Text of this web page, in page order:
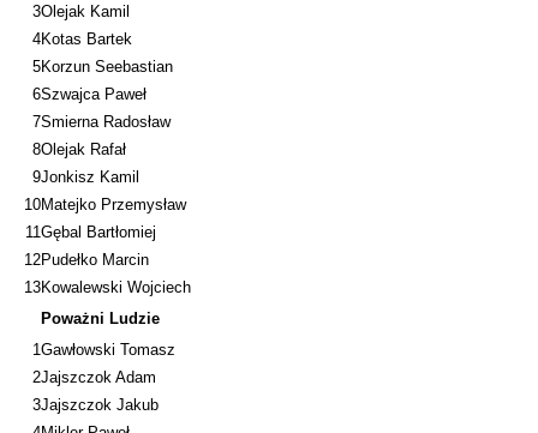
3Olejak Kamil
4Kotas Bartek
5Korzun Seebastian
6Szwajca Paweł
7Smierna Radosław
8Olejak Rafał
9Jonkisz Kamil
10Matejko Przemysław
11 Gębal Bartłomiej
12Pudełko Marcin
13Kowalewski Wojciech
Poważni Ludzie
1 Gawłowski Tomasz
2Jajszczok Adam
3Jajszczok Jakub